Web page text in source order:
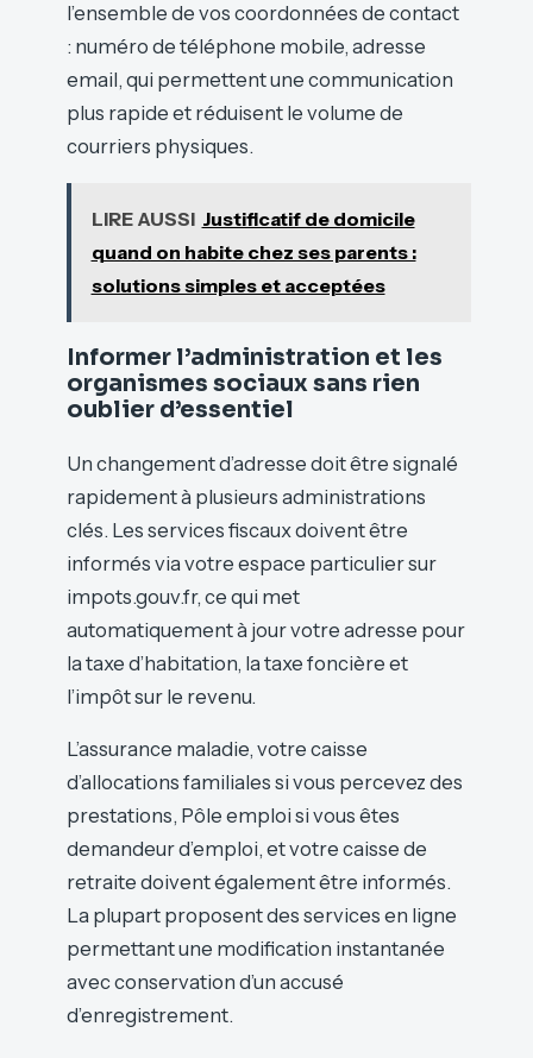
l’ensemble de vos coordonnées de contact
: numéro de téléphone mobile, adresse
email, qui permettent une communication
plus rapide et réduisent le volume de
courriers physiques.
LIRE AUSSI Justificatif de domicile
quand on habite chez ses parents :
solutions simples et acceptées
Informer l’administration et les
organismes sociaux sans rien
oublier d’essentiel
Un changement d’adresse doit être signalé
rapidement à plusieurs administrations
clés. Les services fiscaux doivent être
informés via votre espace particulier sur
impots.gouv.fr, ce qui met
automatiquement à jour votre adresse pour
la taxe d’habitation, la taxe foncière et
l’impôt sur le revenu.
L’assurance maladie, votre caisse
d’allocations familiales si vous percevez des
prestations, Pôle emploi si vous êtes
demandeur d’emploi, et votre caisse de
retraite doivent également être informés.
La plupart proposent des services en ligne
permettant une modification instantanée
avec conservation d’un accusé
d’enregistrement.